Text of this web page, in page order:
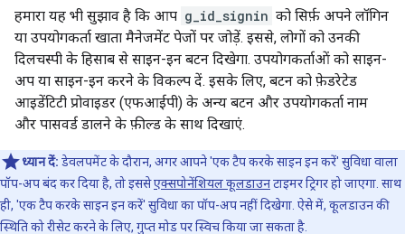
हमारा यह भी सुझाव है कि आप g_id_signin को सिर्फ़ अपने लॉगिन
या उपयोगकर्ता खाता मैनेजमेंट पेजों पर जोड़ें. इससे, लोगों को उनकी
दिलचस्पी के हिसाब से साइन-इन बटन दिखेगा. उपयोगकर्ताओं को साइन-
अप या साइन-इन करने के विकल्प दें. इसके लिए, बटन को फ़ेडरेटेड
आइडेंटिटी प्रोवाइडर (एफआईपी) के अन्य बटन और उपयोगकर्ता नाम
और पासवर्ड डालने के फ़ील्ड के साथ दिखाएं.
ध्यान दें: डेवलपमेंट के दौरान, अगर आपने 'एक टैप करके साइन इन करें' सुविधा वाला
पॉप-अप बंद कर दिया है, तो इससेएक्सपोनेंशियल कूलडाउनटाइमर ट्रिगर हो जाएगा. साथ
ही, 'एक टैप करके साइन इन करें' सुविधा का पॉप-अप नहीं दिखेगा. ऐसे में, कूलडाउन की
स्थिति को रीसेट करने के लिए, गुप्त मोड पर स्विच किया जा सकता है.